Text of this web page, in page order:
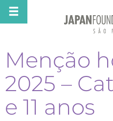
Menção
2025 –
e 11 anos